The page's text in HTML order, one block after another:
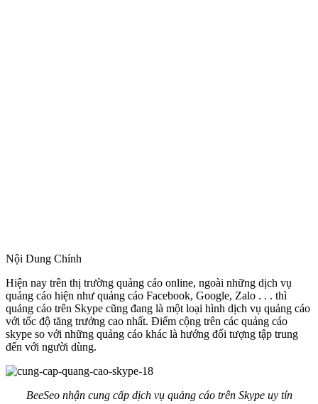
Nội Dung Chính
Hiện nay trên thị trường quảng cáo online, ngoài những dịch vụ
quảng cáo hiện như quảng cáo Facebook, Google, Zalo . . . thì
quảng cáo trên Skype cũng đang là một loại hình dịch vụ quảng cáo
với tốc độ tăng trưởng cao nhất. Điểm cộng trên các quảng cáo
skype so với những quảng cáo khác là hướng đối tượng tập trung
đến với người dùng.
BeeSeo nhận cung cấp dịch vụ quảng cáo trên Skype uy tín